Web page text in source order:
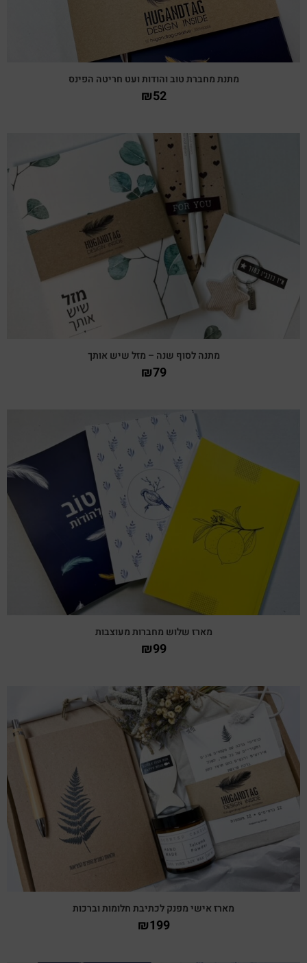
מתנת מחברת טוב והודות ועט חריטה הפינס
₪52
צפייה מהירה
מתנה לסוף שנה – מזל שיש אותך
₪79
צפייה מהירה
מארז שלוש מחברות מעוצבות
₪99
מארז אישי מפנק לכתיבת חלומות וברכות
₪199